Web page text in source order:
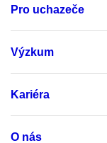
Pro uchazeče
Výzkum
Kariéra
O nás